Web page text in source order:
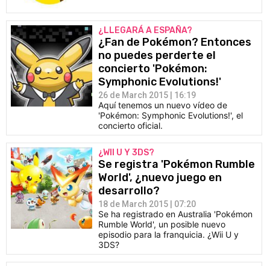
¿LLEGARÁ A ESPAÑA?
¿Fan de Pokémon? Entonces
no puedes perderte el
concierto 'Pokémon:
Symphonic Evolutions!'
26 de March 2015 | 16:19
Aquí tenemos un nuevo vídeo de
'Pokémon: Symphonic Evolutions!', el
concierto oficial.
¿WII U Y 3DS?
Se registra 'Pokémon Rumble
World', ¿nuevo juego en
desarrollo?
18 de March 2015 | 07:20
Se ha registrado en Australia 'Pokémon
Rumble World', un posible nuevo
episodio para la franquicia. ¿Wii U y
3DS?